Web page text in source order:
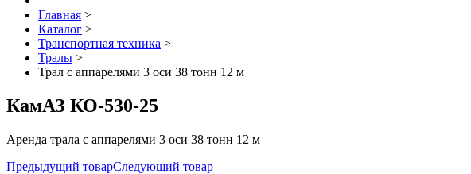
Главная >
Каталог >
Транспортная техника >
Тралы >
Трал с аппарелями 3 оси 38 тонн 12 м
КамАЗ КО-530-25
Аренда трала с аппарелями 3 оси 38 тонн 12 м
Предыдущий товарСледующий товар